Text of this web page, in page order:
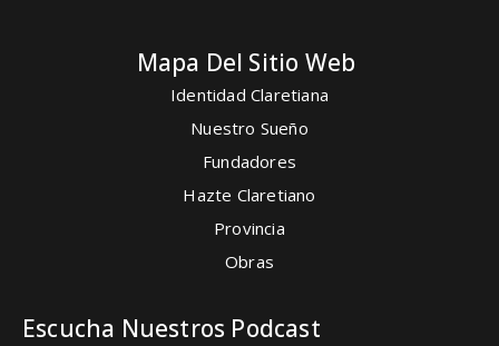
Mapa Del Sitio Web
Identidad Claretiana
Nuestro Sueño
Fundadores
Hazte Claretiano
Provincia
Obras
Escucha Nuestros Podcast